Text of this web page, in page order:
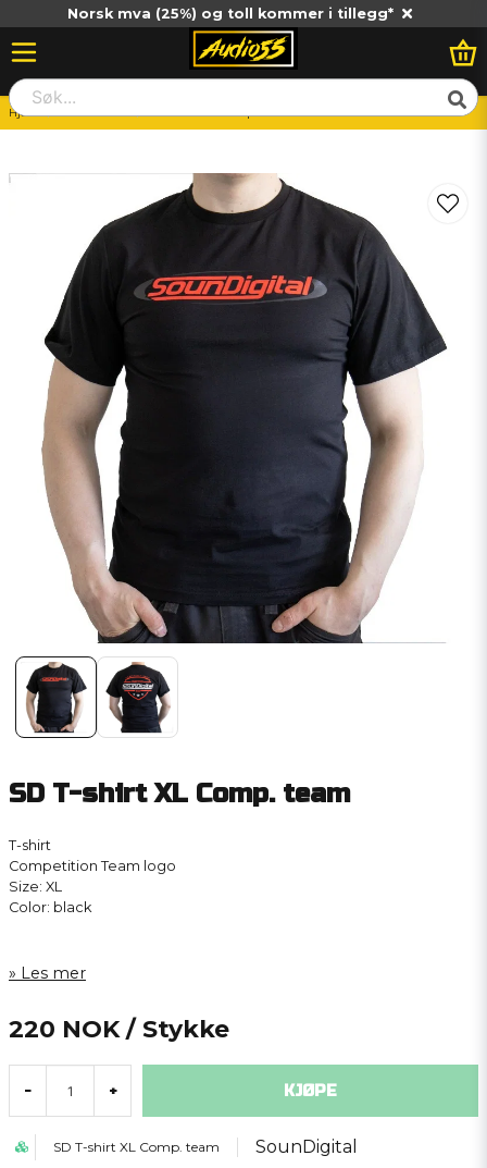
Norsk mva (25%) og toll kommer i tillegg*
Hjem Merchandise SD T-shirt XL Comp. team
SD T-shirt XL Comp. team
T-shirt
Competition Team logo
Size: XL
Color: black
Les mer
220 NOK / Stykke
- + KJØPE
SD T-shirt XL Comp. team SounDigital